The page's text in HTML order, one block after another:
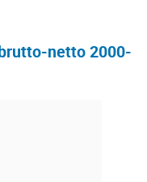
netto 2000-